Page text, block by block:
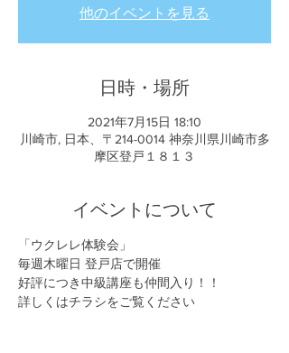
他のイベントを見る
日時・場所
2021年7月15日 18:10
川崎市, 日本、〒214-0014 神奈川県川崎市多
摩区登戸１８１３
イベントについて
「ウクレレ体験会」
毎週木曜日 登戸店で開催
好評につき中級講座も仲間入り！！
詳しくはチラシをご覧ください